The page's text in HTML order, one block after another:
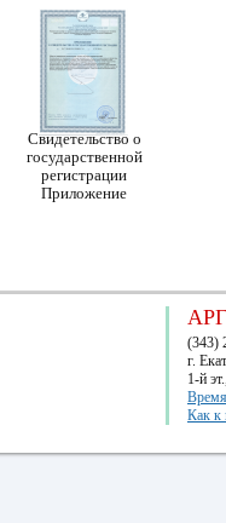
Свидетельство о
государственной
регистрации
Приложение
(343)
г.
1-й
Как к